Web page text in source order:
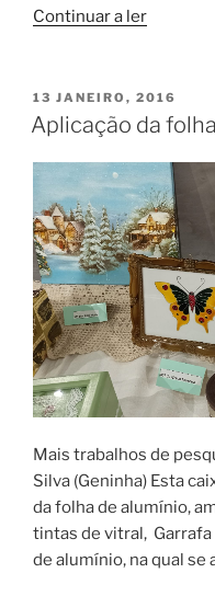
Continuar a ler“Estanho
PUBLICADO
EM
13 JANEIRO, 2016
Aplicação da
Mais trabalhos de
Silva (Geninha) Esta
da folha de alumínio,
tintas de vitral, Garrafa
de alumínio, na qual